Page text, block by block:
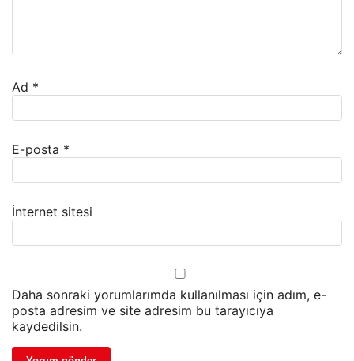
Ad *
E-posta *
İnternet sitesi
Daha sonraki yorumlarımda kullanılması için adım, e-
posta adresim ve site adresim bu tarayıcıya
kaydedilsin.